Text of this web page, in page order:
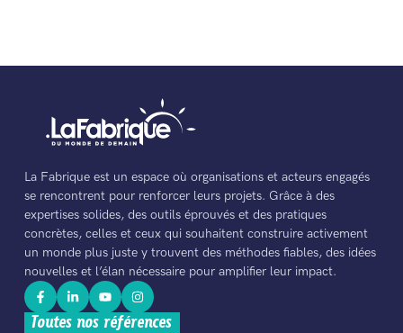
La Fabrique est un espace où organisations et acteurs engagés
se rencontrent pour renforcer leurs projets. Grâce à des
expertises solides, des outils éprouvés et des pratiques
concrètes, celles et ceux qui souhaitent construire activement
un monde plus juste y trouvent des méthodes fiables, des idées
nouvelles et l’élan nécessaire pour amplifier leur impact.
Toutes nos références